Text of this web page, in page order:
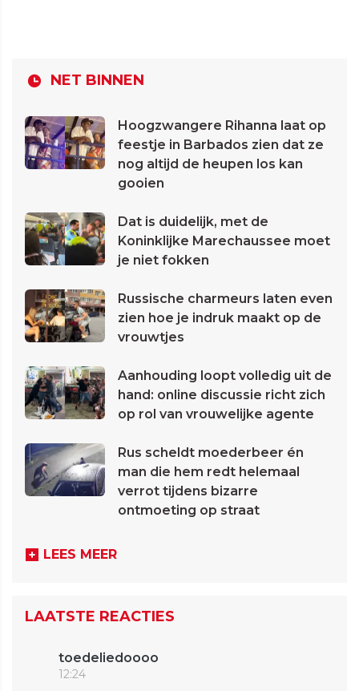
NET BINNEN
Hoogzwangere Rihanna laat op
feestje in Barbados zien dat ze
nog altijd de heupen los kan
gooien
Dat is duidelijk, met de
Koninklijke Marechaussee moet
je niet fokken
Russische charmeurs laten even
zien hoe je indruk maakt op de
vrouwtjes
Aanhouding loopt volledig uit de
hand: online discussie richt zich
op rol van vrouwelijke agente
Rus scheldt moederbeer én
man die hem redt helemaal
verrot tijdens bizarre
ontmoeting op straat
LEES MEER
LAATSTE REACTIES
toedeliedoooo
12:24